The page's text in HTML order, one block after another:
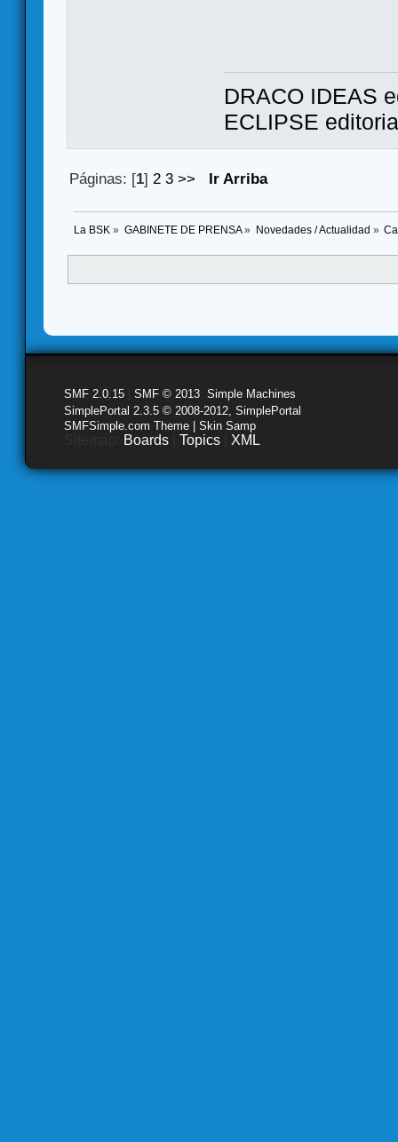
DRACO IDEAS
ECLIPSE
Páginas: [1] 2 3 >> Ir Arriba
La BSK » GABINETE DE PRENSA» Novedades / Actualidad »
SMF 2.0.15 SMF © 2013 Simple Machines
SimplePortal 2.3.5 © 2008-2012, SimplePortal
SMFSimple.com Theme | Skin Samp
Boards Topics XML